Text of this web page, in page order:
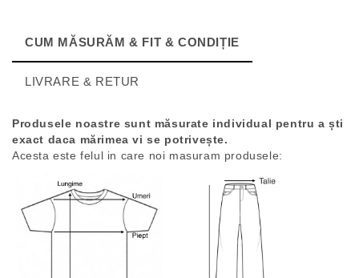
CUM MĂSURĂM & FIT & CONDIȚIE
Produsele noastre sunt măsurate individual pentru a ști
exact daca mărimea vi se potrivește.
Acesta este felul in care noi masuram produsele:
LIVRARE & RETUR